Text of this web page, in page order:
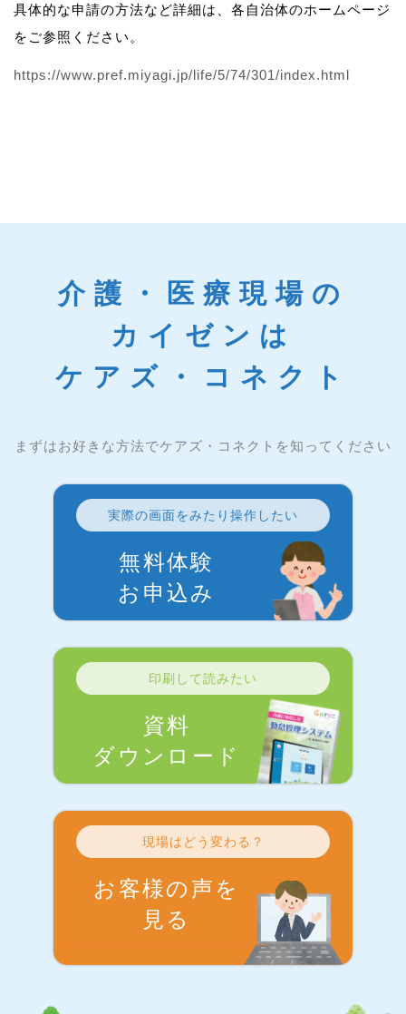
具体的な申請の方法など詳細は、各自治体のホームページ
をご参照ください。
https://www.pref.miyagi.jp/life/5/74/301/index.html
介護・医療現場の
カイゼンは
ケアズ・コネクト
まずはお好きな方法でケアズ・コネクトを知ってください
実際の画面をみたり操作したい
無料体験
お申込み
印刷して読みたい
資料
ダウンロード
現場はどう変わる？
お客様の声を
見る